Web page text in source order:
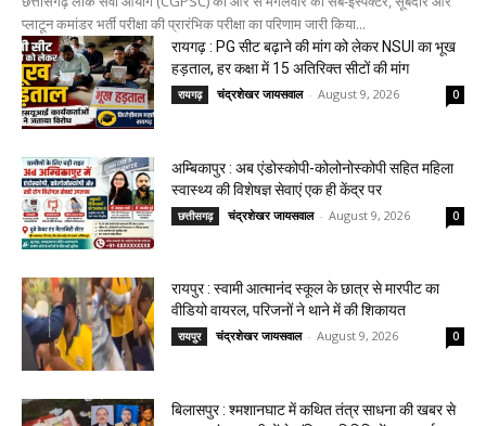
प्लाटून कमांडर भर्ती परीक्षा की प्रारंभिक परीक्षा का परिणाम जारी किया...
रायगढ़ : PG सीट बढ़ाने की मांग को लेकर NSUI का भूख
हड़ताल, हर कक्षा में 15 अतिरिक्त सीटों की मांग
रायगढ़ चंद्रशेखर जायसवाल - August 9, 2026 0
अम्बिकापुर : अब एंडोस्कोपी-कोलोनोस्कोपी सहित महिला
स्वास्थ्य की विशेषज्ञ सेवाएं एक ही केंद्र पर
छत्तीसगढ़ चंद्रशेखर जायसवाल - August 9, 2026 0
रायपुर : स्वामी आत्मानंद स्कूल के छात्र से मारपीट का
वीडियो वायरल, परिजनों ने थाने में की शिकायत
रायपुर चंद्रशेखर जायसवाल - August 9, 2026 0
बिलासपुर : श्मशानघाट में कथित तंत्र साधना की खबर से